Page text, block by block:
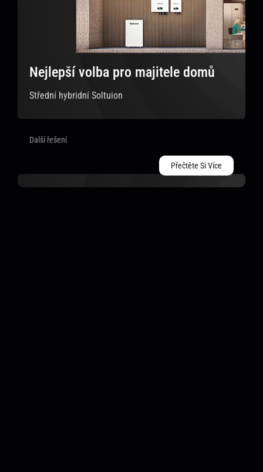
Nejlepší volba pro majitele domů
Střední hybridní Soltuion
Další řešení
Přečtěte Si Více